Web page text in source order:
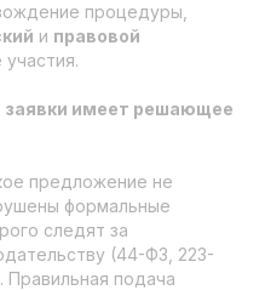
процедуры,
и правовой
заявки имеет решающее
предложение не
формальные
следят за
(44-ФЗ, 223-
подача